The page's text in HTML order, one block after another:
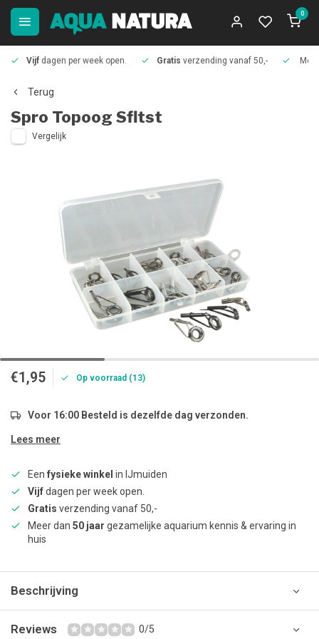
0
Vijf dagen per week open. Gratis verzending vanaf 50,-
Terug
Spro Topoog Sfltst
Vergelijk
€1,95 Op voorraad (13)
Voor 16:00 Besteld is dezelfde dag verzonden.
Lees meer
Een fysieke winkel in IJmuiden
Vijfdagen per week open.
Gratis verzending vanaf 50,-
Meer dan 50 jaar gezamelijke aquarium kennis & ervaring in
huis
Beschrijving
Reviews 0/5